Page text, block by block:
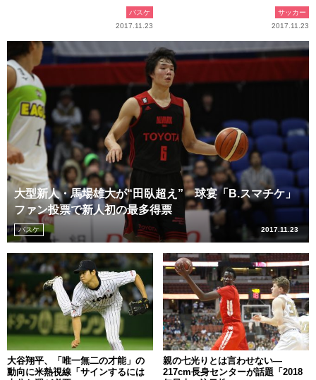
バスケ
2017.11.23
サッカー
2017.11.23
大型新人・馬場雄大が“田臥超え” 球宴「B.スマチケ」
ファン投票で新人初の最多得票
バスケ 2017.11.23
大谷翔平、「唯一無二の才能」の
動向に米熱視線「サインするには
親の七光りとは言わせない―
217cm長身センターが話題「2018